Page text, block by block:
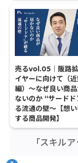
売るvol.05｜販路
イヤーに向けて（
編）〜なぜ良い商
ないのか “サード
る流通の壁〜【想
する商品開発】
「スキル